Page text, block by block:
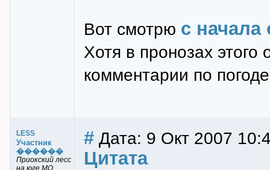
Вот смотрю с начала
Хотя в пронозах
комментарии по
LESS
Участник
������
Приокский лесс
на юге МО
# Дата: 9 Окт 2007
Цитата